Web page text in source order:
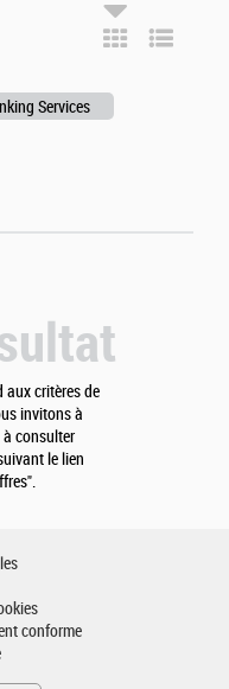
Services
aux critères de
invitons à
consulter
le lien
conforme